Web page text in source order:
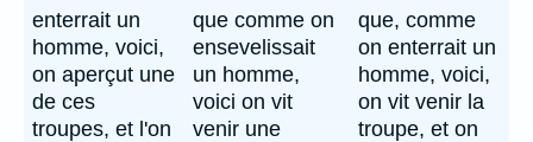
enterrait un
homme, voici,
on aperçut une
de ces
troupes, et l'on
que comme on
ensevelissait
un homme,
voici on vit
venir une
que, comme
on enterrait un
homme, voici,
on vit venir la
troupe, et on